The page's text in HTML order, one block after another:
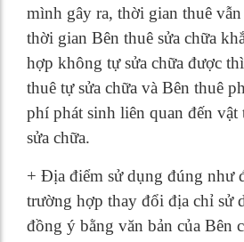
mình gây ra, thời gian thuê
thời gian Bên thuê sửa chữa
hợp không tự sửa chữa được
thuê tự sửa chữa và Bên thuê
phí phát sinh liên quan đến vật
sửa chữa.
+ Địa điểm sử dụng đúng như
trường hợp thay đổi địa chỉ sử
đồng ý bằng văn bản của Bên